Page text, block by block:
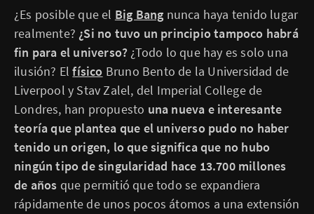
¿Es posible que el Big Bang nunca haya tenido lugar
realmente? ¿Si no tuvo un principio tampoco habrá
fin para el universo? ¿Todo lo que hay es solo una
ilusión? Elfísico Bruno Bento de la Universidad de
Liverpool y Stav Zalel, del Imperial College de
Londres, han propuesto una nueva e interesante
teoría que plantea que el universo pudo no haber
tenido un origen, lo que significa que no hubo
ningún tipo de singularidad hace 13.700 millones
de años que permitió que todo se expandiera
rápidamente de unos pocos átomos a una extensión